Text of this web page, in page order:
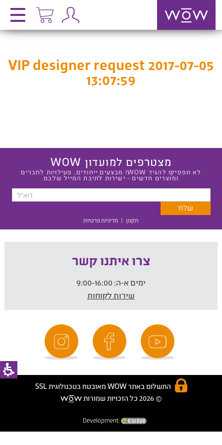
VIP designer request 2017-07-05
13:07:59
מצטרפים למועדון WOW
לא תפסיקו להגיד WOW! מבצעים ייחודים, פעילויות לחברים
ומוצרים חדשים - ישירות לתיבת המייל שלכם
תקנון | מדיניות פרטיות
צרו איתנו קשר
ימים א-ה:
שירות לקוחות
התשלום באתר WOW מאובטח בטכנולוגית SSL
© 2026 כל הזכויות שמורות
Development: